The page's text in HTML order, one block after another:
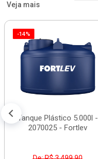
Veja mais
-14%
Tanque Plástico 5.000l -
2070025 - Fortlev